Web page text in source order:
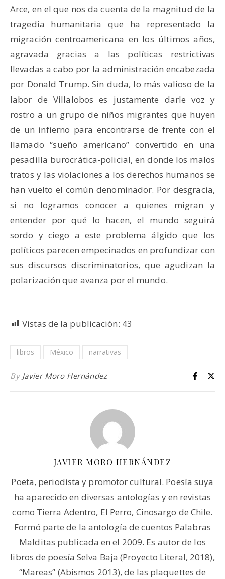
Arce, en el que nos da cuenta de la magnitud de la
tragedia humanitaria que ha representado la
migración centroamericana en los últimos años,
agravada gracias a las políticas restrictivas
llevadas a cabo por la administración encabezada
por Donald Trump. Sin duda, lo más valioso de la
labor de Villalobos es justamente darle voz y
rostro a un grupo de niños migrantes que huyen
de un infierno para encontrarse de frente con el
llamado “sueño americano” convertido en una
pesadilla burocrática-policial, en donde los malos
tratos y las violaciones a los derechos humanos se
han vuelto el común denominador. Por desgracia,
si no logramos conocer a quienes migran y
entender por qué lo hacen, el mundo seguirá
sordo y ciego a este problema álgido que los
políticos parecen empecinados en profundizar con
sus discursos discriminatorios, que agudizan la
polarización que avanza por el mundo.
Vistas de la publicación: 43
libros México narrativas
By Javier Moro Hernández
JAVIER MORO HERNÁNDEZ
Poeta, periodista y promotor cultural. Poesía suya
ha aparecido en diversas antologías y en revistas
como Tierra Adentro, El Perro, Cinosargo de Chile.
Formó parte de la antología de cuentos Palabras
Malditas publicada en el 2009. Es autor de los
libros de poesía Selva Baja (Proyecto Literal, 2018),
“Mareas” (Abismos 2013), de las plaquettes de